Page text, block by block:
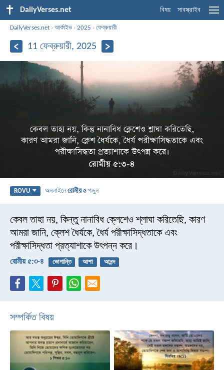
DailyVerses.net বিষয় সাবস্ক্রাইব
DailyVerses.net ›আর্কাইভ›2025 ›ফেব্রুয়ারী
11 ফেব্রুয়ারী, 2025
ROVU অনলাইনেরোমীয় ৫ পড়ুন
কেবল তাহা নয়, কিন্তু নানাবিধ ক্লেশেও শ্লাঘা করিতেছি, কারণ
আমরা জানি, ক্লেশ ধৈর্যকে, ধৈর্য পরীক্ষাসিদ্ধতাকে এবং
পরীক্ষাসিদ্ধতা প্রত্যাশাকে উৎপন্ন করে।
রোমীয় ৫:৩-৪ ভোগান্তি আশা আনন্দ
সম্পর্কিত বিষয়